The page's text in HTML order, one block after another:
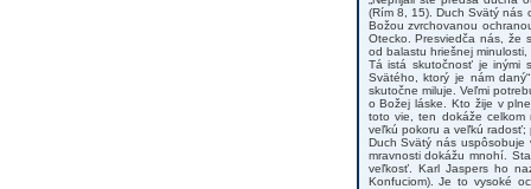
(Rím 8, 15). Duch Svätý nás
Božou zvrchovanou
Otecko. Presviedča nás, že
od balastu hriešnej
Tá istá skutočnosť je inými
Svätého, ktorý je nám
skutočne miluje. Veľmi
o Božej láske. Kto žije v
toto vie, ten dokáže celkom
veľkú pokoru a veľkú radosť;
Duch Svätý nás
mravnosti dokážu mnohí.
veľkosť. Karl Jaspers ho
Konfuciom). Je to vysoké